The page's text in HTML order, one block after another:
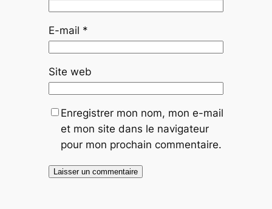
E-mail *
Site web
Enregistrer mon nom, mon e-mail
et mon site dans le navigateur
pour mon prochain commentaire.